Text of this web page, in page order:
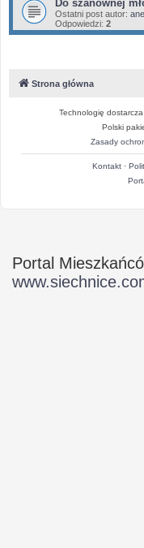
Do szanownej
Ostatni post autor:
Odpowiedzi: 2
Strona główna
Technologię dostarcza
Polski
Zasady
Kontakt·
Portal